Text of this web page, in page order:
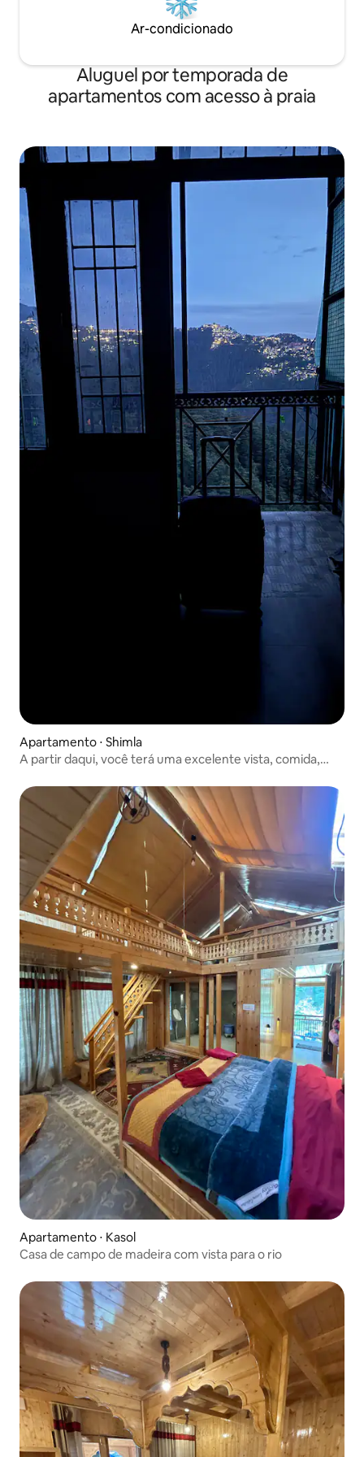
Ar-condicionado
Aluguel por temporada de
apartamentos com acesso à praia
Apartamento ⋅ Shimla
A partir daqui, você terá uma excelente vista, comida,
Apartamento ⋅ Kasol
Casa de campo de madeira com vista para o rio